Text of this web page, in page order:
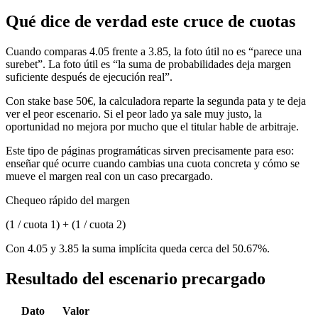
Qué dice de verdad este cruce de cuotas
Cuando comparas 4.05 frente a 3.85, la foto útil no es “parece una
surebet”. La foto útil es “la suma de probabilidades deja margen
suficiente después de ejecución real”.
Con stake base 50€, la calculadora reparte la segunda pata y te deja
ver el peor escenario. Si el peor lado ya sale muy justo, la
oportunidad no mejora por mucho que el titular hable de arbitraje.
Este tipo de páginas programáticas sirven precisamente para eso:
enseñar qué ocurre cuando cambias una cuota concreta y cómo se
mueve el margen real con un caso precargado.
Chequeo rápido del margen
(1 / cuota 1) + (1 / cuota 2)
Con 4.05 y 3.85 la suma implícita queda cerca del 50.67%.
Resultado del escenario precargado
Dato
Valor